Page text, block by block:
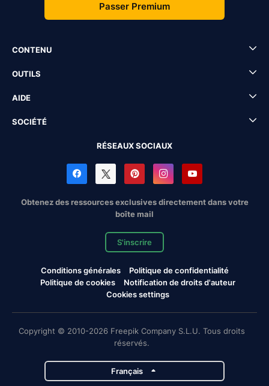
Passer Premium
CONTENU
OUTILS
AIDE
SOCIÉTÉ
RÉSEAUX SOCIAUX
Obtenez des ressources exclusives directement dans votre
boîte mail
S'inscrire
Conditions générales
Politique de confidentialité
Politique de cookies
Notification de droits d'auteur
Cookies settings
Copyright © 2010-2026 Freepik Company S.L.U. Tous droits
réservés.
Français